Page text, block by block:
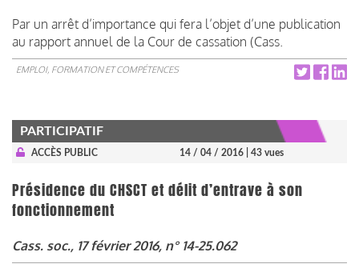
Par un arrêt d’importance qui fera l’objet d’une publication
au rapport annuel de la Cour de cassation (Cass.
EMPLOI, FORMATION ET COMPÉTENCES
PARTICIPATIF
ACCÈS PUBLIC 14 / 04 / 2016 | 43 vues
Présidence du CHSCT et délit d’entrave à son
fonctionnement
Cass. soc., 17 février 2016, n° 14-25.062